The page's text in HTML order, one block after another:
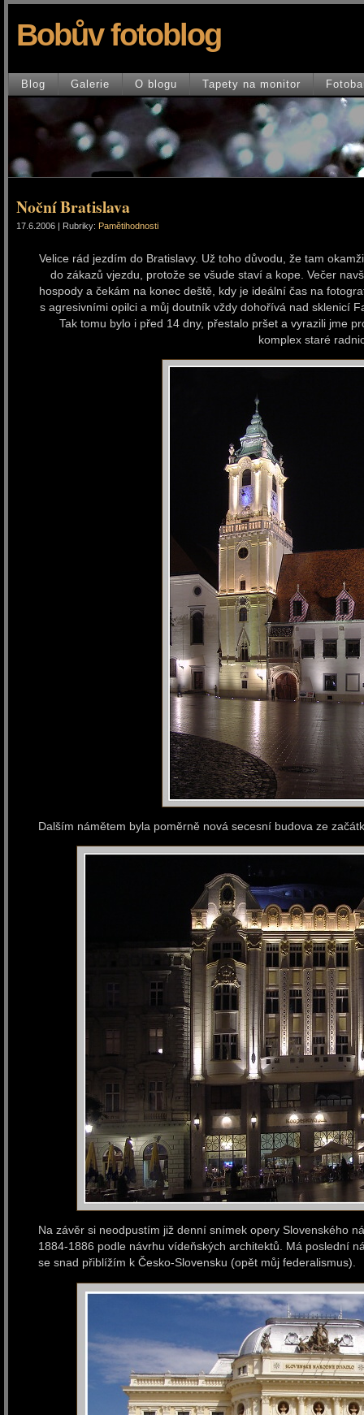
Bobův fotoblog
Blog Galerie O blogu Tapety na monitor
Noční Bratislava
17.6.2006 | Rubriky: Pamětihodnosti
Velice rád jezdím do Bratislavy. Už toho důvodu, že tam
do zákazů vjezdu, protože se všude staví a kope. Večer
hospody a čekám na konec deště, kdy je ideální čas na
s agresivními opilci a můj doutník vždy dohořívá nad sklenicí
Tak tomu bylo i před 14 dny, přestalo pršet a vyrazili jme
komplex staré
Dalším námětem byla poměrně nová secesní budova ze
Na závěr si neodpustím již denní snímek opery Slovenského
1884-1886 podle návrhu vídeňských architektů. Má poslední
se snad přiblížím k Česko-Slovensku (opět můj federalismus).